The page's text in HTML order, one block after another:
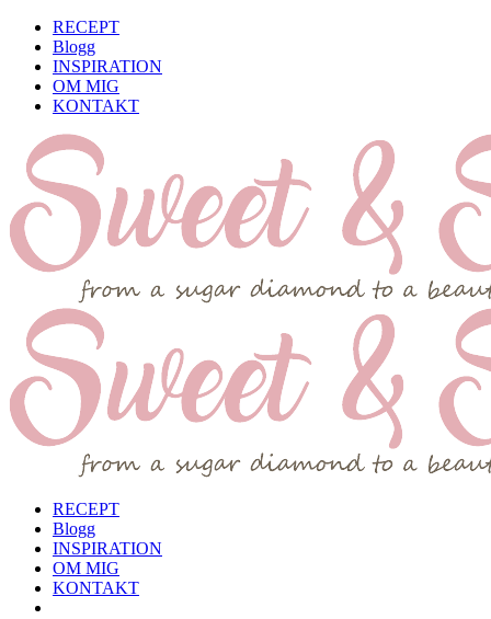
RECEPT
Blogg
INSPIRATION
OM MIG
KONTAKT
RECEPT
Blogg
INSPIRATION
OM MIG
KONTAKT